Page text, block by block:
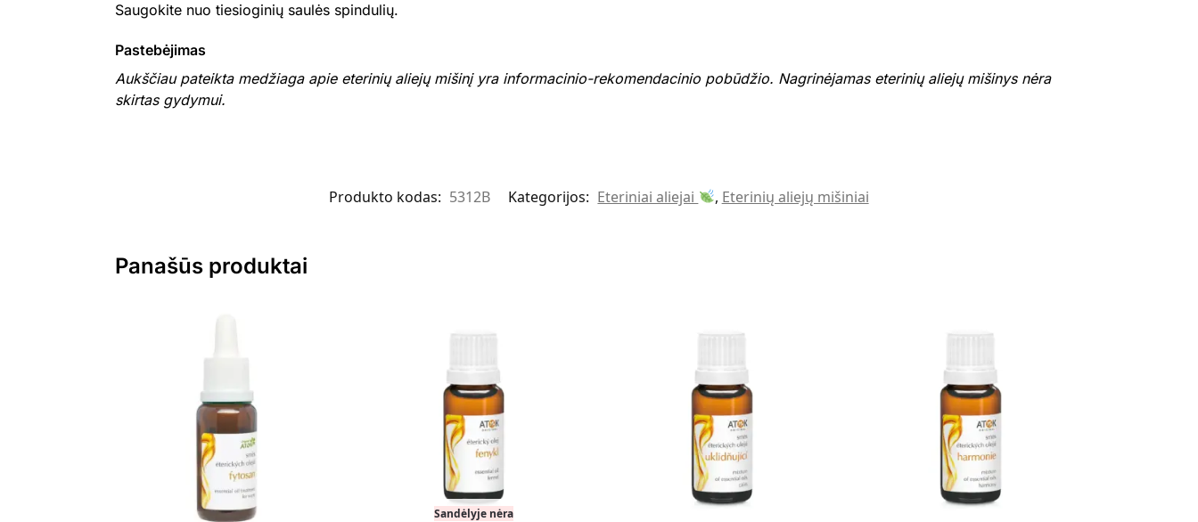
Saugokite nuo tiesioginių saulės spindulių.
Pastebėjimas
Aukščiau pateikta medžiaga apie eterinių aliejų mišinį yra informacinio-rekomendacinio pobūdžio. Nagrinėjamas eterinių aliejų mišinys nėra
skirtas gydymui.
Produkto kodas: 5312B Kategorijos: Eteriniai aliejai , Eterinių aliejų mišiniai
Panašūs produktai
Sandėlyje nėra